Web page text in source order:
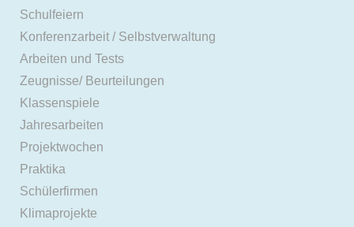
Schulfeiern
Konferenzarbeit / Selbstverwaltung
Arbeiten und Tests
Zeugnisse/ Beurteilungen
Klassenspiele
Jahresarbeiten
Projektwochen
Praktika
Schülerfirmen
Klimaprojekte